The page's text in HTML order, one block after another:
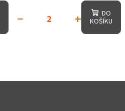
+
−
DO
KOŠÍKU